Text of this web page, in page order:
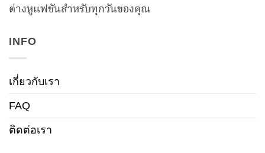
ต่างหูแฟชันสำหรับทุกวันของคุณ
INFO
เกี่ยวกับเรา
FAQ
ติดต่อเรา